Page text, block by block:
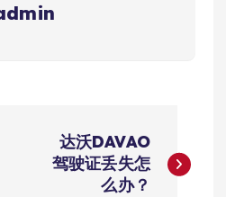
达沃DAVAO
驾驶证丢失怎
么办？